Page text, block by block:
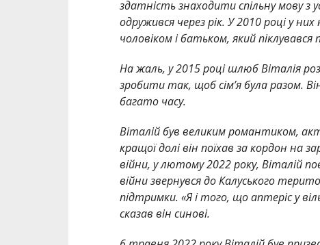
здатність знаходити спільну мову з
одружився через рік. У 2010 році у
чоловіком і батьком, який піклувався
На жаль, у 2015 році шлюб Віталія
зробити так, щоб сім’я була разом.
багато часу.
Віталій був великим романтиком,
кращої долі він поїхав за кордон на
війни, у лютому 2022 року, Віталій
війни звернувся до Калуського
підтримки. «Я і того, що аптеріс у
сказав він синові.